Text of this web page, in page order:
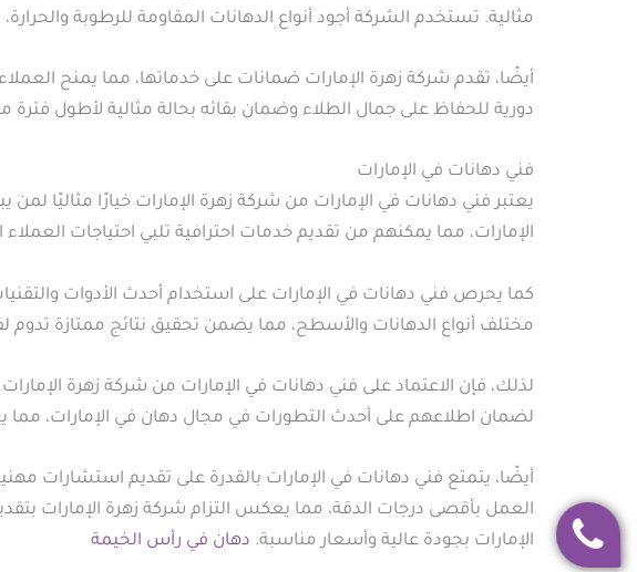
مثالية. تستخدم الشركة أجود أنواع الدهانات المقاومة للرطوبة
أيضًا، تقدم شركة زهرة الإمارات ضمانات على خدماتها، مما يمنح
دورية للحفاظ على جمال الطلاء وضمان بقائه بحالة مثالية لأطول فترة
فني دهانات في الإمارات
يعتبر فني دهانات في الإمارات من شركة زهرة الإمارات خيارًا مثاليًا
الإمارات، مما يمكنهم من تقديم خدمات احترافية تلبي احتياجات العملاء
كما يحرص فني دهانات في الإمارات على استخدام أحدث الأدوات
مختلف أنواع الدهانات والأسطح، مما يضمن تحقيق نتائج ممتازة تدوم
لذلك، فإن الاعتماد على فني دهانات في الإمارات من شركة زهرة
لضمان اطلاعهم على أحدث التطورات في مجال دهان في الإمارات،
أيضًا، يتمتع فني دهانات في الإمارات بالقدرة على تقديم استشارات
العمل بأقصى درجات الدقة، مما يعكس التزام شركة زهرة الإمارات
الإمارات بجودة عالية وأسعار مناسبة. دهان في رأس الخيمة